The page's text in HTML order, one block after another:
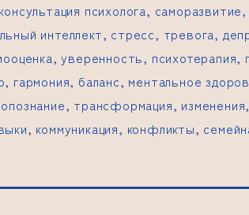
психолога,
интеллект, стресс, тревога,
уверенность, психотерапия,
гармония, баланс, ментальное
трансформация,
коммуникация, конфликты,